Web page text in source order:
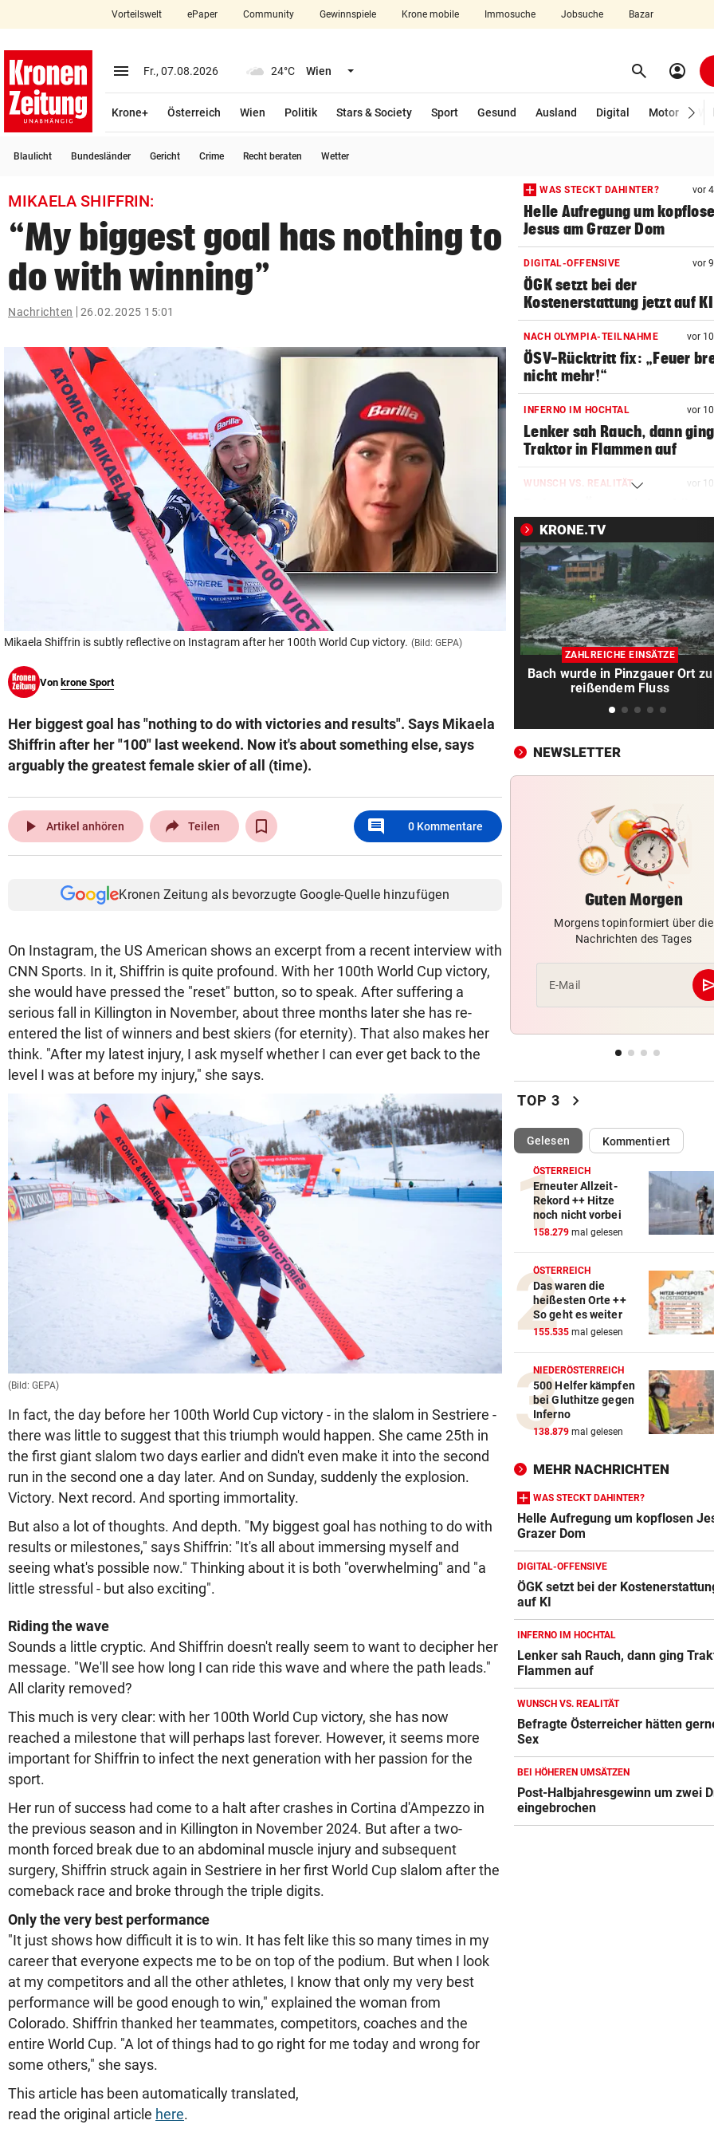
closeSchließen
account_circle Anmelden
arrow_right
bookmark
search
Suchbegriff
eingeben
© Krone Multimedia GmbH & Co KG 2026
Muthgasse 2, 1190 Wien
Vorteilswelt ePaper Community Gewinnspiele Krone mobile Immosuche Jobsuche Bazar
menu Menü aufklappen
Fr., 07.08.2026 24°C Wien Menü aufklappen search Suchen
account_circle
Krone+ Österreich Wien Politik Stars & Society Sport Gesund Ausland Digital Motor
Blaulicht Bundesländer Gericht Crime Recht beraten Wetter
MIKAELA SHIFFRIN:
“My biggest goal has nothing to
do with winning”
Nachrichten 26.02.2025 15:01
Mikaela Shiffrin is subtly reflective on Instagram after her 100th World Cup victory. (Bild: GEPA)
Von krone Sport
Her biggest goal has "nothing to do with victories and results". Says Mikaela
Shiffrin after her "100" last weekend. Now it's about something else, says
arguably the greatest female skier of all (time).
play_arrow Artikel anhören Teilen comment 0 Kommentare
Kronen Zeitung als bevorzugte Google-Quelle hinzufügen
On Instagram, the US American shows an excerpt from a recent interview with
CNN Sports. In it, Shiffrin is quite profound. With her 100th World Cup victory,
she would have pressed the "reset" button, so to speak. After suffering a
serious fall in Killington in November, about three months later she has re-
entered the list of winners and best skiers (for eternity). That also makes her
think. "After my latest injury, I ask myself whether I can ever get back to the
level I was at before my injury," she says.
(Bild: GEPA)
In fact, the day before her 100th World Cup victory - in the slalom in Sestriere -
there was little to suggest that this triumph would happen. She came 25th in
the first giant slalom two days earlier and didn't even make it into the second
run in the second one a day later. And on Sunday, suddenly the explosion.
Victory. Next record. And sporting immortality.
But also a lot of thoughts. And depth. "My biggest goal has nothing to do with
results or milestones," says Shiffrin: "It's all about immersing myself and
seeing what's possible now." Thinking about it is both "overwhelming" and "a
little stressful - but also exciting".
Riding the wave
Sounds a little cryptic. And Shiffrin doesn't really seem to want to decipher her
message. "We'll see how long I can ride this wave and where the path leads."
All clarity removed?
This much is very clear: with her 100th World Cup victory, she has now
reached a milestone that will perhaps last forever. However, it seems more
important for Shiffrin to infect the next generation with her passion for the
sport.
Her run of success had come to a halt after crashes in Cortina d'Ampezzo in
the previous season and in Killington in November 2024. But after a two-
month forced break due to an abdominal muscle injury and subsequent
surgery, Shiffrin struck again in Sestriere in her first World Cup slalom after the
comeback race and broke through the triple digits.
Only the very best performance
"It just shows how difficult it is to win. It has felt like this so many times in my
career that everyone expects me to be on top of the podium. But when I look
at my competitors and all the other athletes, I know that only my very best
performance will be good enough to win," explained the woman from
Colorado. Shiffrin thanked her teammates, competitors, coaches and the
entire World Cup. "A lot of things had to go right for me today and wrong for
some others," she says.
This article has been automatically translated,
read the original article here.
WAS STECKT DAHINTER? vor
Helle Aufregung um
Jesus am Grazer Dom
DIGITAL-OFFENSIVE vor
ÖGK setzt bei der
Kostenerstattung jetzt auf KI
NACH OLYMPIA-TEILNAHME vor
ÖSV-Rücktritt fix: „Feuer
nicht mehr!“
INFERNO IM HOCHTAL vor
Lenker sah Rauch, dann ging
Traktor in Flammen auf
WUNSCH VS. REALITÄT vor
gerne mehr Sex
EISHOCKEY-TRANSFER vor 15
Meister 99ers komplettiert
Abwehr-Puzzle
567 MILLIONEN DOLLAR vor
Kinderschutz ungenügend:
für Meta-Konzern
Post-Halbjahresgewinn um
Drittel eingebrochen
HITZE? KEIN PROBLEM! vor
Kurven in Marbella
UKRAINISCHE DROHNEN vor 27
„Russisches Amazon“ steht
weiterhin unter Beschuss
HYPE BEI SPORTLERN vor 31
So wirkt Kreatin: Der
„Muskelmacher“ im Check
vor
Gefühl genießen
Bäcker zu Steuersenkung:
Kunden ist das egal“
MEHRFACH ABGESUCHT
Rätsel um in Pool ertrunkenes
Mädchen (3)
ZÖLLE UND MINDESTPREIS vor
Neue US-
Hightech-Rohstoff
DREI MÄNNER ANGEKLAGT vor
Verein als Tarnung für
Drogenplantage genutzt
URSACHE GEKLÄRT
Munitionsteile waren
Föhrenwaldbrand
FUSSBALL-WELT ENTZWEIT vor
Gianni Infantino
HASS AUF HOMOSEXUELLE vor
Kampfsportler lockt jungen
in tödliche Falle
30 WANDERER „GEFANGEN“ vor
Unwetter: Überflutungen,
Brücke weggerissen
KRONE.TV
ZAHLREICHE EINSÄTZE
Bach wurde in Pinzgauer Ort zu
reißendem Fluss
NEWSLETTER
Guten Morgen
Morgens topinformiert über die
Nachrichten des Tages
E-Mail
TOP 3 chevron_right
Gelesen(ausgewählt)Kommentiert
ÖSTERREICH
Erneuter Allzeit-
Rekord ++ Hitze
noch nicht vorbei
158.279 mal gelesen
ÖSTERREICH
Das waren die
heißesten Orte ++
So geht es weiter
155.535 mal gelesen
NIEDERÖSTERREICH
500 Helfer kämpfen
bei Gluthitze gegen
Inferno
138.879 mal gelesen
MEHR NACHRICHTEN
WAS STECKT DAHINTER?
Helle Aufregung um kopflosen
Grazer Dom
DIGITAL-OFFENSIVE
ÖGK setzt bei der
auf KI
INFERNO IM HOCHTAL
Lenker sah Rauch, dann ging
Flammen auf
WUNSCH VS. REALITÄT
Befragte Österreicher hätten
Sex
BEI HÖHEREN UMSÄTZEN
Post-Halbjahresgewinn um zwei
eingebrochen